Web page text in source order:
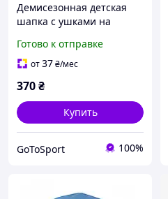
Демисезонная детская
шапка с ушками на
голубая одинарная с
отворотом ОГ 44-46 см
Готово к отправке
от37₴/мес
370₴
Купить
GoToSport 100%